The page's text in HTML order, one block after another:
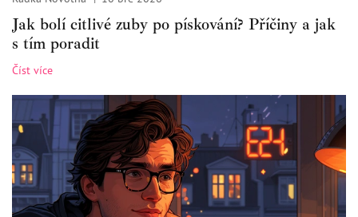
Jak bolí citlivé zuby po pískování? Příčiny a jak
s tím poradit
Číst více